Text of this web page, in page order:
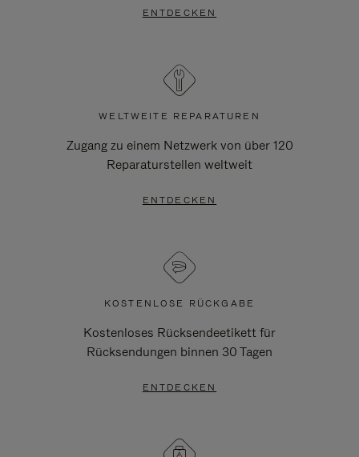
ENTDECKEN
WELTWEITE REPARATUREN
Zugang zu einem Netzwerk von über 120
Reparaturstellen weltweit
ENTDECKEN
KOSTENLOSE RÜCKGABE
Kostenloses Rücksendeetikett für
Rücksendungen binnen 30 Tagen
ENTDECKEN